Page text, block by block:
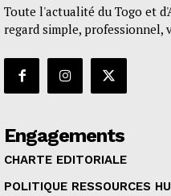
Toute l'actualité du Togo et
regard simple, professionnel,
Engagements
CHARTE EDITORIALE
POLITIQUE RESSOURCES